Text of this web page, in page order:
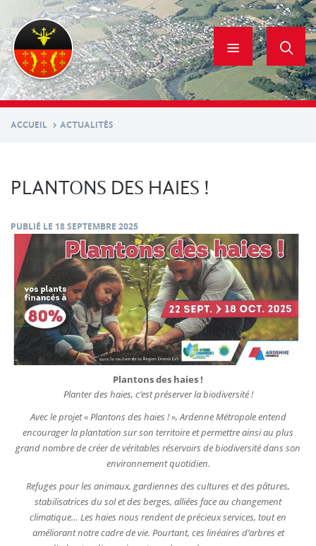
contenu
principal
ACCUEIL ACTUALITÉS
PLANTONS DES HAIES !
PUBLIÉ LE 18 SEPTEMBRE 2025
Plantons des haies !
Planter des haies, c’est préserver la biodiversité !
Avec le projet « Plantons des haies ! », Ardenne Métropole entend
encourager la plantation sur son territoire et permettre ainsi au plus
grand nombre de créer de véritables réservoirs de biodiversité dans son
environnement quotidien.
Refuges pour les animaux, gardiennes des cultures et des pâtures,
stabilisatrices du sol et des berges, alliées face au changement
climatique… Les haies nous rendent de précieux services, tout en
améliorant notre cadre de vie. Pourtant, ces linéaires d’arbres et